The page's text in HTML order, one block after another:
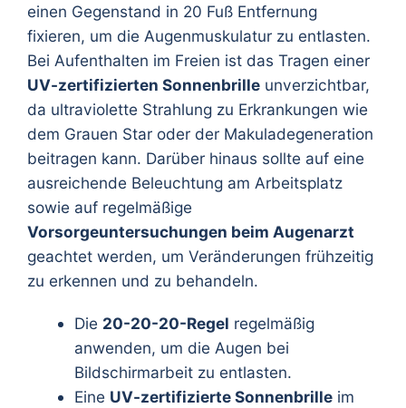
einen Gegenstand in 20 Fuß Entfernung
fixieren, um die Augenmuskulatur zu entlasten.
Bei Aufenthalten im Freien ist das Tragen einer
UV-zertifizierten Sonnenbrille unverzichtbar,
da ultraviolette Strahlung zu Erkrankungen wie
dem Grauen Star oder der Makuladegeneration
beitragen kann. Darüber hinaus sollte auf eine
ausreichende Beleuchtung am Arbeitsplatz
sowie auf regelmäßige
Vorsorgeuntersuchungen beim Augenarzt
geachtet werden, um Veränderungen frühzeitig
zu erkennen und zu behandeln.
Die 20-20-20-Regel regelmäßig
anwenden, um die Augen bei
Bildschirmarbeit zu entlasten.
Eine UV-zertifizierte Sonnenbrilleim